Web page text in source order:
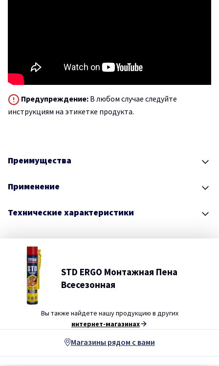
Предупреждение: В любом случае следуйте
инструкциям на этикетке продукта.
Преимущества
Применение
Технические характеристики
STD ERGO Монтажная Пена
Всесезонная
Вы также найдете нашу продукцию в других
интернет-магазинах
Магазины рядом с вами